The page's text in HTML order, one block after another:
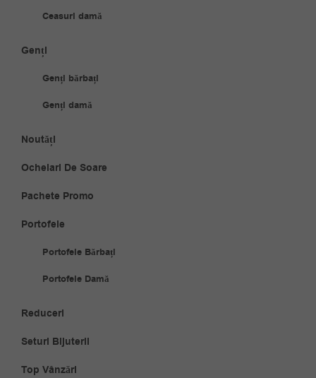
Ceasuri damă
Genți
Genți bărbați
Genți damă
Noutăți
Ochelari De Soare
Pachete Promo
Portofele
Portofele Bărbați
Portofele Damă
Reduceri
Seturi Bijuterii
Top Vânzări